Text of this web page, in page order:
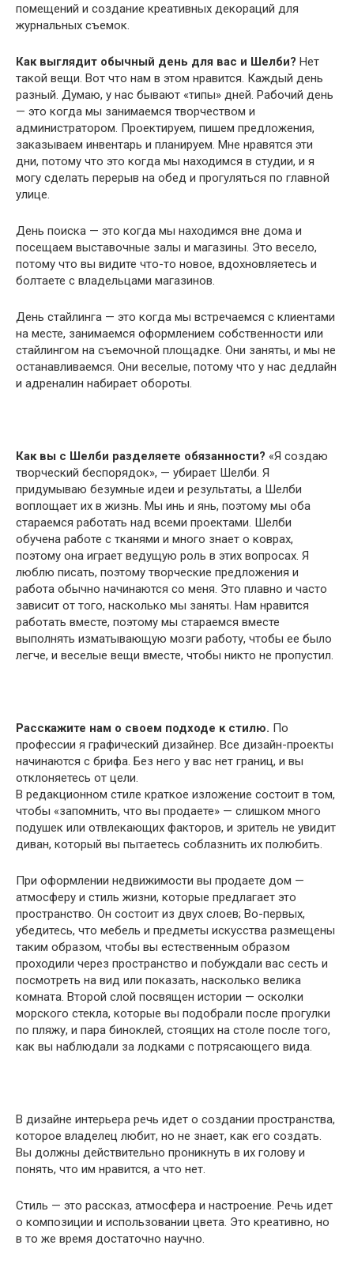
помещений и создание креативных декораций для
журнальных съемок.
Как выглядит обычный день для вас и Шелби? Нет
такой вещи. Вот что нам в этом нравится. Каждый день
разный. Думаю, у нас бывают «типы» дней. Рабочий день
— это когда мы занимаемся творчеством и
администратором. Проектируем, пишем предложения,
заказываем инвентарь и планируем. Мне нравятся эти
дни, потому что это когда мы находимся в студии, и я
могу сделать перерыв на обед и прогуляться по главной
улице.
День поиска — это когда мы находимся вне дома и
посещаем выставочные залы и магазины. Это весело,
потому что вы видите что-то новое, вдохновляетесь и
болтаете с владельцами магазинов.
День стайлинга — это когда мы встречаемся с клиентами
на месте, занимаемся оформлением собственности или
стайлингом на съемочной площадке. Они заняты, и мы не
останавливаемся. Они веселые, потому что у нас дедлайн
и адреналин набирает обороты.
Как вы с Шелби разделяете обязанности? «Я создаю
творческий беспорядок», — убирает Шелби. Я
придумываю безумные идеи и результаты, а Шелби
воплощает их в жизнь. Мы инь и янь, поэтому мы оба
стараемся работать над всеми проектами. Шелби
обучена работе с тканями и много знает о коврах,
поэтому она играет ведущую роль в этих вопросах. Я
люблю писать, поэтому творческие предложения и
работа обычно начинаются со меня. Это плавно и часто
зависит от того, насколько мы заняты. Нам нравится
работать вместе, поэтому мы стараемся вместе
выполнять изматывающую мозги работу, чтобы ее было
легче, и веселые вещи вместе, чтобы никто не пропустил.
Расскажите нам о своем подходе к стилю. По
профессии я графический дизайнер. Все дизайн-проекты
начинаются с брифа. Без него у вас нет границ, и вы
отклоняетесь от цели.
В редакционном стиле краткое изложение состоит в том,
чтобы «запомнить, что вы продаете» — слишком много
подушек или отвлекающих факторов, и зритель не увидит
диван, который вы пытаетесь соблазнить их полюбить.
При оформлении недвижимости вы продаете дом —
атмосферу и стиль жизни, которые предлагает это
пространство. Он состоит из двух слоев; Во-первых,
убедитесь, что мебель и предметы искусства размещены
таким образом, чтобы вы естественным образом
проходили через пространство и побуждали вас сесть и
посмотреть на вид или показать, насколько велика
комната. Второй слой посвящен истории — осколки
морского стекла, которые вы подобрали после прогулки
по пляжу, и пара биноклей, стоящих на столе после того,
как вы наблюдали за лодками с потрясающего вида.
В дизайне интерьера речь идет о создании пространства,
которое владелец любит, но не знает, как его создать.
Вы должны действительно проникнуть в их голову и
понять, что им нравится, а что нет.
Стиль — это рассказ, атмосфера и настроение. Речь идет
о композиции и использовании цвета. Это креативно, но
в то же время достаточно научно.